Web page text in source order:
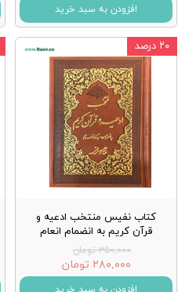
افزودن به سبد خرید
کتاب نفیس منتخب ادعیه و
قرآن کریم به انضمام انعام
۳۵۰,۰۰۰ تومان
۲۸۰,۰۰۰ تومان
افزودن به سبد خرید
۲۰ درصد